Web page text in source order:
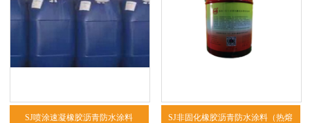
SJ喷涂速凝橡胶沥青防水涂料 SJ非固化橡胶沥青防水涂料（热熔